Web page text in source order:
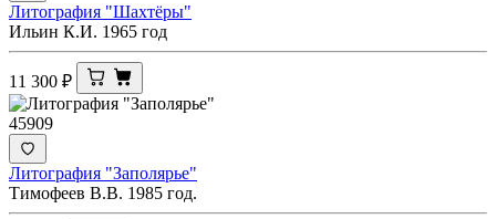
Литография "Шахтёры"
Ильин К.И. 1965 год
11 300 ₽
45909
Литография "Заполярье"
Тимофеев В.В. 1985 год.